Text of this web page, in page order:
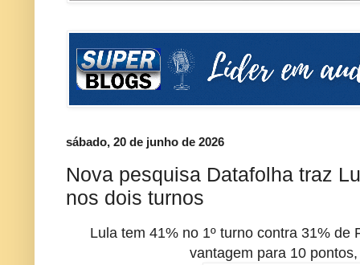
sábado, 20 de junho de 2026
Nova pesquisa Datafolha traz
nos dois turnos
Lula tem 41% no 1º turno contra 31% de
vantagem para 10